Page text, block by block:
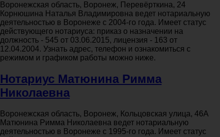
Воронежская область, Воронеж, Перевёрткина, 24
Корнюшина Наталья Владимировна ведет нотариальную
деятельностью в Воронеже с 2004-го года. Имеет статус
действующего нотариуса: приказ о назначении на
должность - 545 от 03.06.2015, лицензия - 163 от
12.04.2004. Узнать адрес, телефон и ознакомиться с
режимом и графиком работы можно ниже.
Нотариус Матюнина Римма
Николаевна
Воронежская область, Воронеж, Кольцовская улица, 46А
Матюнина Римма Николаевна ведет нотариальную
деятельностью в Воронеже с 1995-го года. Имеет статус